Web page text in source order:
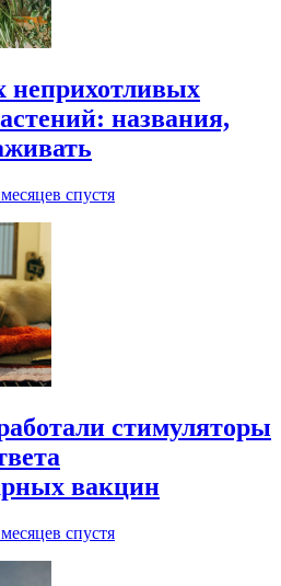
неприхотливых
названия,
спустя
стимуляторы
вакцин
спустя